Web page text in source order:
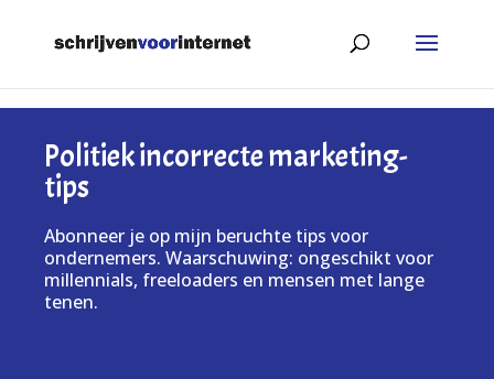
Politiek incorrecte marketing-
tips
Abonneer je op mijn beruchte tips voor
ondernemers. Waarschuwing: ongeschikt voor
millennials, freeloaders en mensen met lange
tenen.